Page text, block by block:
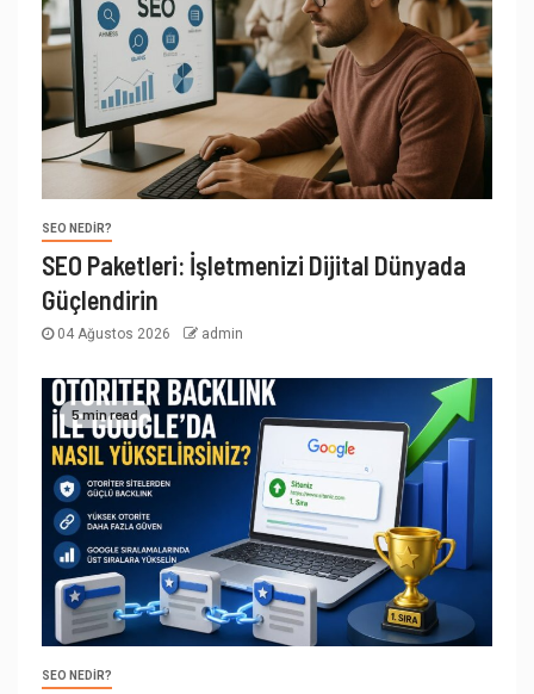
SEO NEDIR?
SEO Paketleri: İşletmenizi Dijital Dünyada
Güçlendirin
04 Ağustos 2026 admin
5 min read
SEO NEDIR?